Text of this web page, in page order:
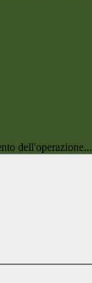
dell'operazione...